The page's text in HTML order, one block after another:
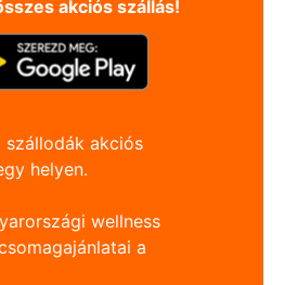
akciós szállás!
szállodák akciós
helyen.
wellness
a